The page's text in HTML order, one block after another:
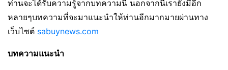
ท่านจะได้รับความรู้จากบทความนี้ นอกจากนี้เรายังมีอีก
หลายๆบทความที่จะมาแนะนำให้ท่านอีกมากมายผ่านทาง
เว็บไซต์ sabuynews.com
บทความแนะนำ